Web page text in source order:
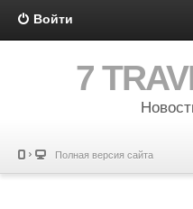
Войти
7
Полная версия сайта